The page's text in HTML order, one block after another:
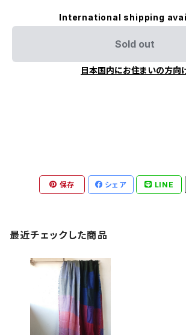
International shipping
Sold out
日本国内にお住まいの方向
保存 シェア LINE
最近チェックした商品